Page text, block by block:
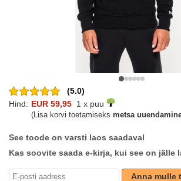
(5.0)
Hind: EUR 59,95 1 x puu
(Lisa korvi toetamiseks metsa
See toode on varsti laos saadaval
Kas soovite saada e-kirja, kui see on jälle
Anna mulle